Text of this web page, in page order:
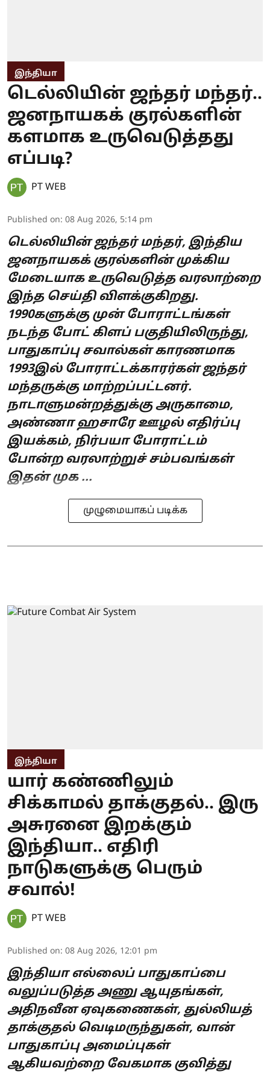
இந்தியா
டெல்லியின் ஜந்தர் மந்தர்..
ஜனநாயகக் குரல்களின்
களமாக உருவெடுத்தது
எப்படி?
PT WEB
Published on: 08 Aug 2026, 5:14 pm
டெல்லியின் ஜந்தர் மந்தர், இந்திய
ஜனநாயகக் குரல்களின் முக்கிய
மேடையாக உருவெடுத்த வரலாற்றை
இந்த செய்தி விளக்குகிறது.
1990களுக்கு முன் போராட்டங்கள்
நடந்த போட் கிளப் பகுதியிலிருந்து,
பாதுகாப்பு சவால்கள் காரணமாக
1993இல் போராட்டக்காரர்கள் ஜந்தர்
மந்தருக்கு மாற்றப்பட்டனர்.
நாடாளுமன்றத்துக்கு அருகாமை,
அண்ணா ஹசாரே ஊழல் எதிர்ப்பு
இயக்கம், நிர்பயா போராட்டம்
போன்ற வரலாற்றுச் சம்பவங்கள்
இதன் முக ...
முழுமையாகப் படிக்க
இந்தியா
யார் கண்ணிலும்
சிக்காமல் தாக்குதல்.. இரு
அசுரனை இறக்கும்
இந்தியா.. எதிரி
நாடுகளுக்கு பெரும்
சவால்!
PT WEB
Published on: 08 Aug 2026, 12:01 pm
இந்தியா எல்லைப் பாதுகாப்பை
வலுப்படுத்த அணு ஆயுதங்கள்,
அதிநவீன ஏவுகணைகள், துல்லியத்
தாக்குதல் வெடிமருந்துகள், வான்
பாதுகாப்பு அமைப்புகள்
ஆகியவற்றை வேகமாக குவித்து